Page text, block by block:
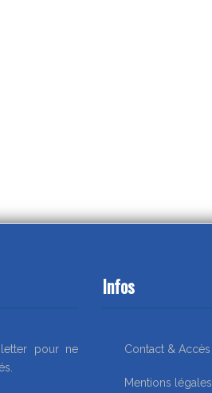
pour ne
Infos
Contact & Accès
Mentions légales